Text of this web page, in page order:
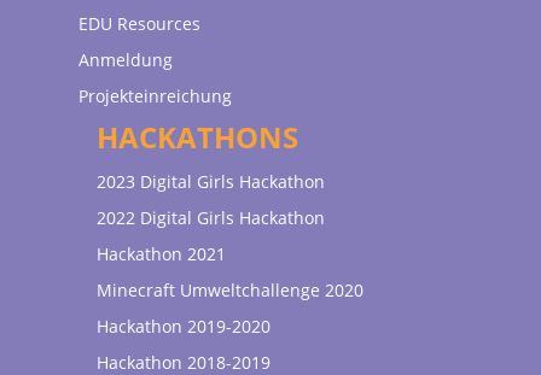
EDU Resources
Anmeldung
Projekteinreichung
HACKATHONS
2023 Digital Girls Hackathon
2022 Digital Girls Hackathon
Hackathon 2021
Minecraft Umweltchallenge 2020
Hackathon 2019-2020
Hackathon 2018-2019